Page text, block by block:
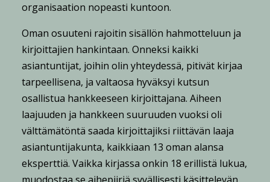
organisaation nopeasti kuntoon.
Oman osuuteni rajoitin sisällön hahmotteluun ja
kirjoittajien hankintaan. Onneksi kaikki
asiantuntijat, joihin olin yhteydessä, pitivät kirjaa
tarpeellisena, ja valtaosa hyväksyi kutsun
osallistua hankkeeseen kirjoittajana. Aiheen
laajuuden ja hankkeen suuruuden vuoksi oli
välttämätöntä saada kirjoittajiksi riittävän laaja
asiantuntijakunta, kaikkiaan 13 oman alansa
eksperttiä. Vaikka kirjassa onkin 18 erillistä lukua,